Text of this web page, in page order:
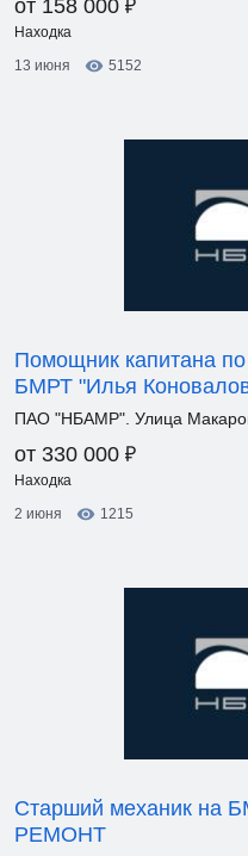
от 158 000
Находка
13 июня
5152
Помощник капитана
БМРТ "Илья
ПАО "НБАМР". Улица
от 330 000 ₽
Находка
2 июня
1215
Старший механик на
РЕМОНТ